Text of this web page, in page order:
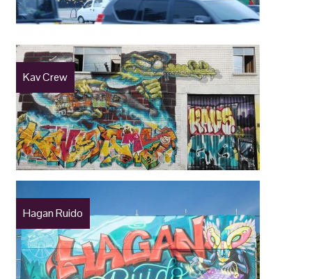
Kav Crew
Hagan Ruido